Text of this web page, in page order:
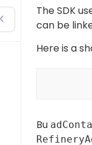
The SDK
can be
Here is a
Bu